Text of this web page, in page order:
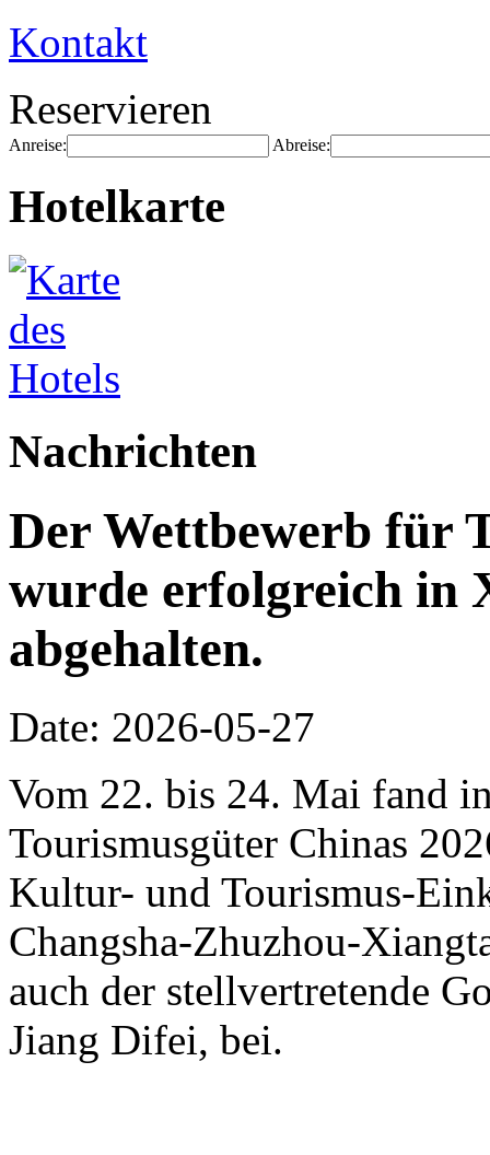
Kontakt
Reservieren
Anreise: Abreise:
Hotelkarte
Nachrichten
Der Wettbewerb für
wurde erfolgreich in
abgehalten.
Date: 2026-05-27
Vom 22. bis 24. Mai fand
Tourismusgüter Chinas
Kultur- und Tourismus-
Changsha-Zhuzhou-
auch der stellvertretende
Jiang Difei, bei.